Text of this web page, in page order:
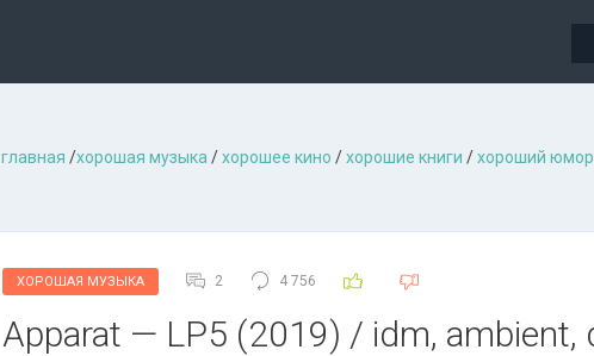
главная /хорошая музыкa /хорошее кино /хорошие книги /хороший юмор
ХОРОШАЯ МУЗЫКА 2 4 756
Apparat — LP5 (2019) / idm, ambient,